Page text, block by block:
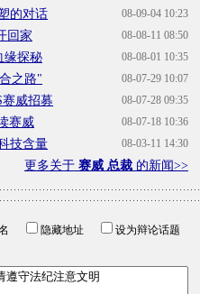
08-09-04 10:23
的对话
08-08-11 08:50
回家
08-08-01 10:35
缘探秘
08-07-29 10:07
之路"
08-07-28 09:35
威招募
08-07-18 10:36
赛威
08-03-11 14:30
技含量
更多关于 赛威 总裁 的新闻>>
名 隐藏地址
设为辩论话题